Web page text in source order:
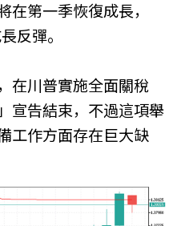
在第一季恢復成長，
反彈。
在川普實施全面關稅
宣告結束，不過這項舉
工作方面存在巨大缺